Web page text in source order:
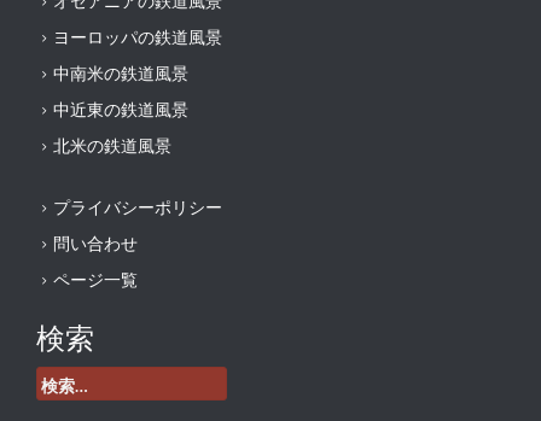
ヨーロッパの鉄道風景
中南米の鉄道風景
中近東の鉄道風景
北米の鉄道風景
プライバシーポリシー
問い合わせ
ページ一覧
検索
検
索: